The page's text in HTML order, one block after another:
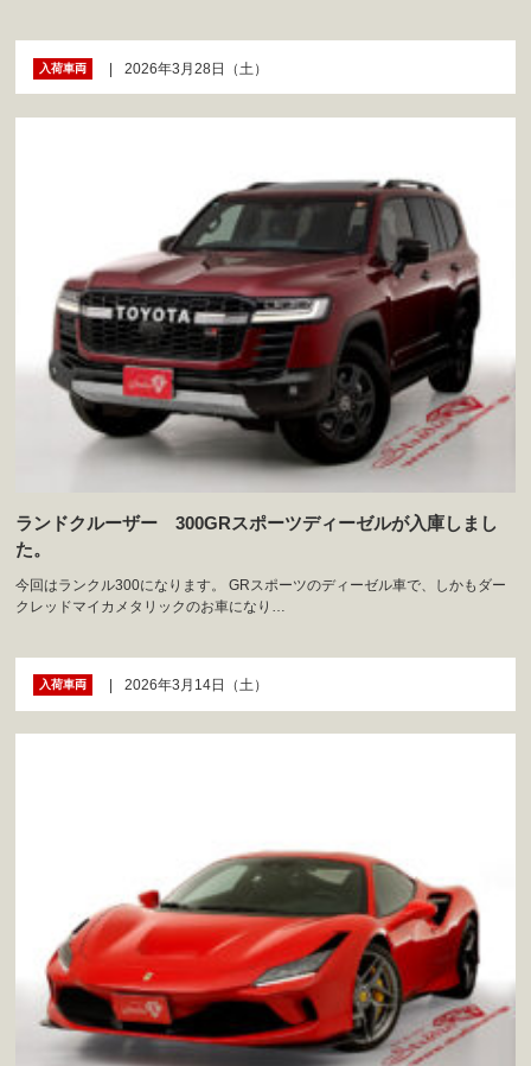
入荷車両 2026年3月28日（土）
ランドクルーザー 300GRスポーツディーゼルが入庫しまし
た。
今回はランクル300になります。 GRスポーツのディーゼル車で、しかもダー
クレッドマイカメタリックのお車になり…
入荷車両 2026年3月14日（土）